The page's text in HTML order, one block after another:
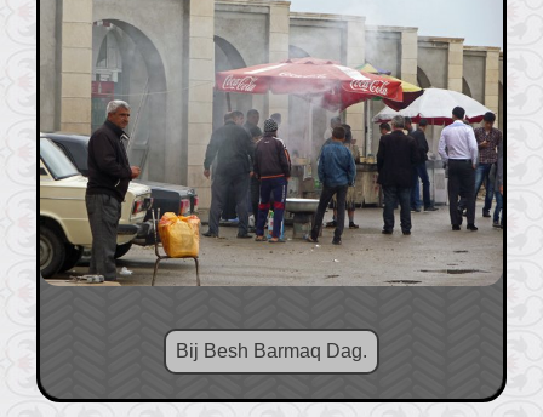
Bij Besh Barmaq Dag.